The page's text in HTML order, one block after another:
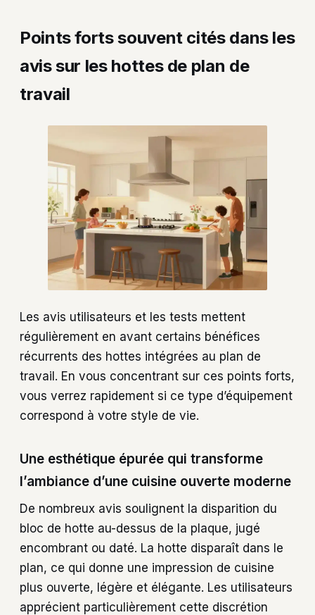
Points forts souvent cités dans les
avis sur les hottes de plan de
travail
Les avis utilisateurs et les tests mettent
régulièrement en avant certains bénéfices
récurrents des hottes intégrées au plan de
travail. En vous concentrant sur ces points forts,
vous verrez rapidement si ce type d’équipement
correspond à votre style de vie.
Une esthétique épurée qui transforme
l’ambiance d’une cuisine ouverte moderne
De nombreux avis soulignent la disparition du
bloc de hotte au-dessus de la plaque, jugé
encombrant ou daté. La hotte disparaît dans le
plan, ce qui donne une impression de cuisine
plus ouverte, légère et élégante. Les utilisateurs
apprécient particulièrement cette discrétion